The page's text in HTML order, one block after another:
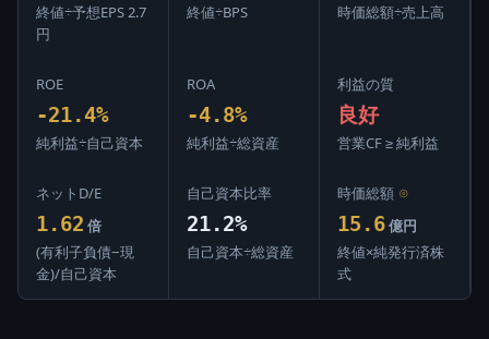
終値÷予想EPS 2.7
円
終値÷BPS 時価総額÷売上高
ROE
-21.4%
純利益÷自己資本
ROA
-4.8%
純利益÷総資産
利益の質
良好
営業CF ≥ 純利益
ネットD/E
1.62 倍
(有利子負債−現
金)/自己資本
自己資本比率
21.2%
自己資本÷総資産
時価総額 ⊙
15.6 億円
終値×純発行済株
式